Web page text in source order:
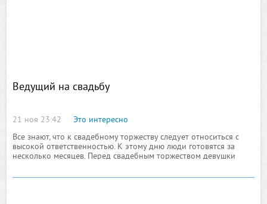
Ведущий на свадьбу
21 ноя 23:42
Это интересно
Все знают, что к свадебному торжеству следует относиться с
высокой ответственностью. К этому дню люди готовятся за
несколько месяцев. Перед свадебным торжеством девушки
холостяцкой